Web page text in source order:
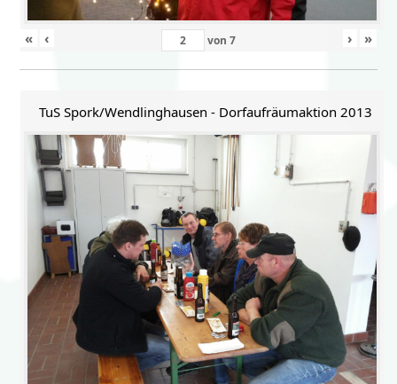
« ‹ von 7 › »
TuS Spork/Wendlinghausen - Dorfaufräumaktion 2013